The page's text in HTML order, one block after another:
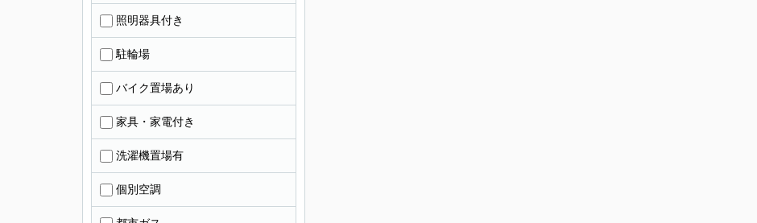
照明器具付き
駐輪場
バイク置場あり
家具・家電付き
洗濯機置場有
個別空調